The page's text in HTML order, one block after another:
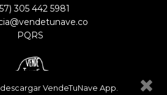
VendeTuNave App.
305 442 5981
PQRS